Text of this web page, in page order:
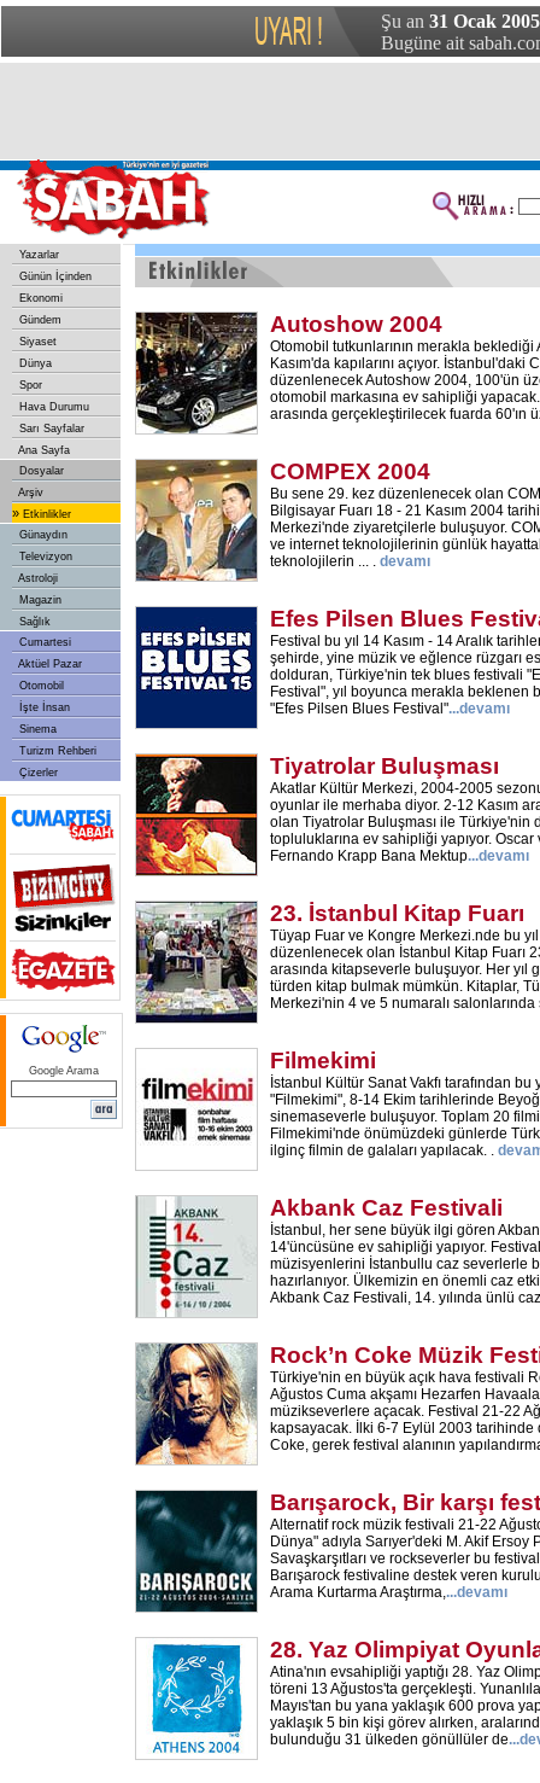
Şu an 31 Ocak
Bugüne ait
Yazarlar
Günün İçinden
Ekonomi
Gündem
Siyaset
Dünya
Spor
Hava Durumu
Sarı Sayfalar
Ana Sayfa
Dosyalar
Arşiv
» Etkinlikler
Günaydın
Televizyon
Astroloji
Magazin
Sağlık
Cumartesi
Aktüel Pazar
Otomobil
İşte İnsan
Sinema
Turizm Rehberi
Çizerler
Google Arama
Autoshow 2004
Otomobil tutkunlarının merakla
Kasım'da kapılarını açıyor. İstanbul'daki
düzenlenecek Autoshow 2004, 100'ün
otomobil markasına ev sahipliği
arasında gerçekleştirilecek fuarda 60'ın
COMPEX 2004
Bu sene 29. kez düzenlenecek olan
Bilgisayar Fuarı 18 - 21 Kasım 2004
Merkezi'nde ziyaretçilerle buluşuyor.
ve internet teknolojilerinin günlük
teknolojilerin ... . devamı
Efes Pilsen Blues
Festival bu yıl 14 Kasım - 14 Aralık
şehirde, yine müzik ve eğlence rüzgarı
dolduran, Türkiye'nin tek blues festivali
Festival", yıl boyunca merakla beklenen
"Efes Pilsen Blues Festival"...devamı
Tiyatrolar Buluşması
Akatlar Kültür Merkezi, 2004-2005
oyunlar ile merhaba diyor. 2-12 Kasım
olan Tiyatrolar Buluşması ile Türkiye'nin
topluluklarına ev sahipliği yapıyor.
Fernando Krapp Bana Mektup...devamı
23. İstanbul Kitap Fuarı
Tüyap Fuar ve Kongre Merkezi.nde bu
düzenlenecek olan İstanbul Kitap Fuarı
arasında kitapseverle buluşuyor. Her yıl
türden kitap bulmak mümkün. Kitaplar,
Merkezi'nin 4 ve 5 numaralı
Filmekimi
İstanbul Kültür Sanat Vakfı tarafından
"Filmekimi", 8-14 Ekim tarihlerinde
sinemaseverle buluşuyor. Toplam 20
Filmekimi'nde önümüzdeki günlerde
ilginç filmin de galaları yapılacak. .
Akbank Caz Festivali
İstanbul, her sene büyük ilgi gören
14'üncüsüne ev sahipliği yapıyor.
müzisyenlerini İstanbullu caz severlerle
hazırlanıyor. Ülkemizin en önemli caz
Akbank Caz Festivali, 14. yılında ünlü caz
Rock’n Coke Müzik
Türkiye'nin en büyük açık hava festivali
Ağustos Cuma akşamı Hezarfen
müzikseverlere açacak. Festival 21-22
kapsayacak. İlki 6-7 Eylül 2003
Coke, gerek festival alanının
Barışarock, Bir karşı
Alternatif rock müzik festivali 21-22
Dünya" adıyla Sarıyer'deki M. Akif Ersoy
Savaşkarşıtları ve rockseverler bu
Barışarock festivaline destek veren
Arama Kurtarma Araştırma,...devamı
28. Yaz Olimpiyat
Atina'nın evsahipliği yaptığı 28. Yaz
töreni 13 Ağustos'ta gerçekleşti.
Mayıs'tan bu yana yaklaşık 600 prova
yaklaşık 5 bin kişi görev alırken,
bulunduğu 31 ülkeden gönüllüler de...